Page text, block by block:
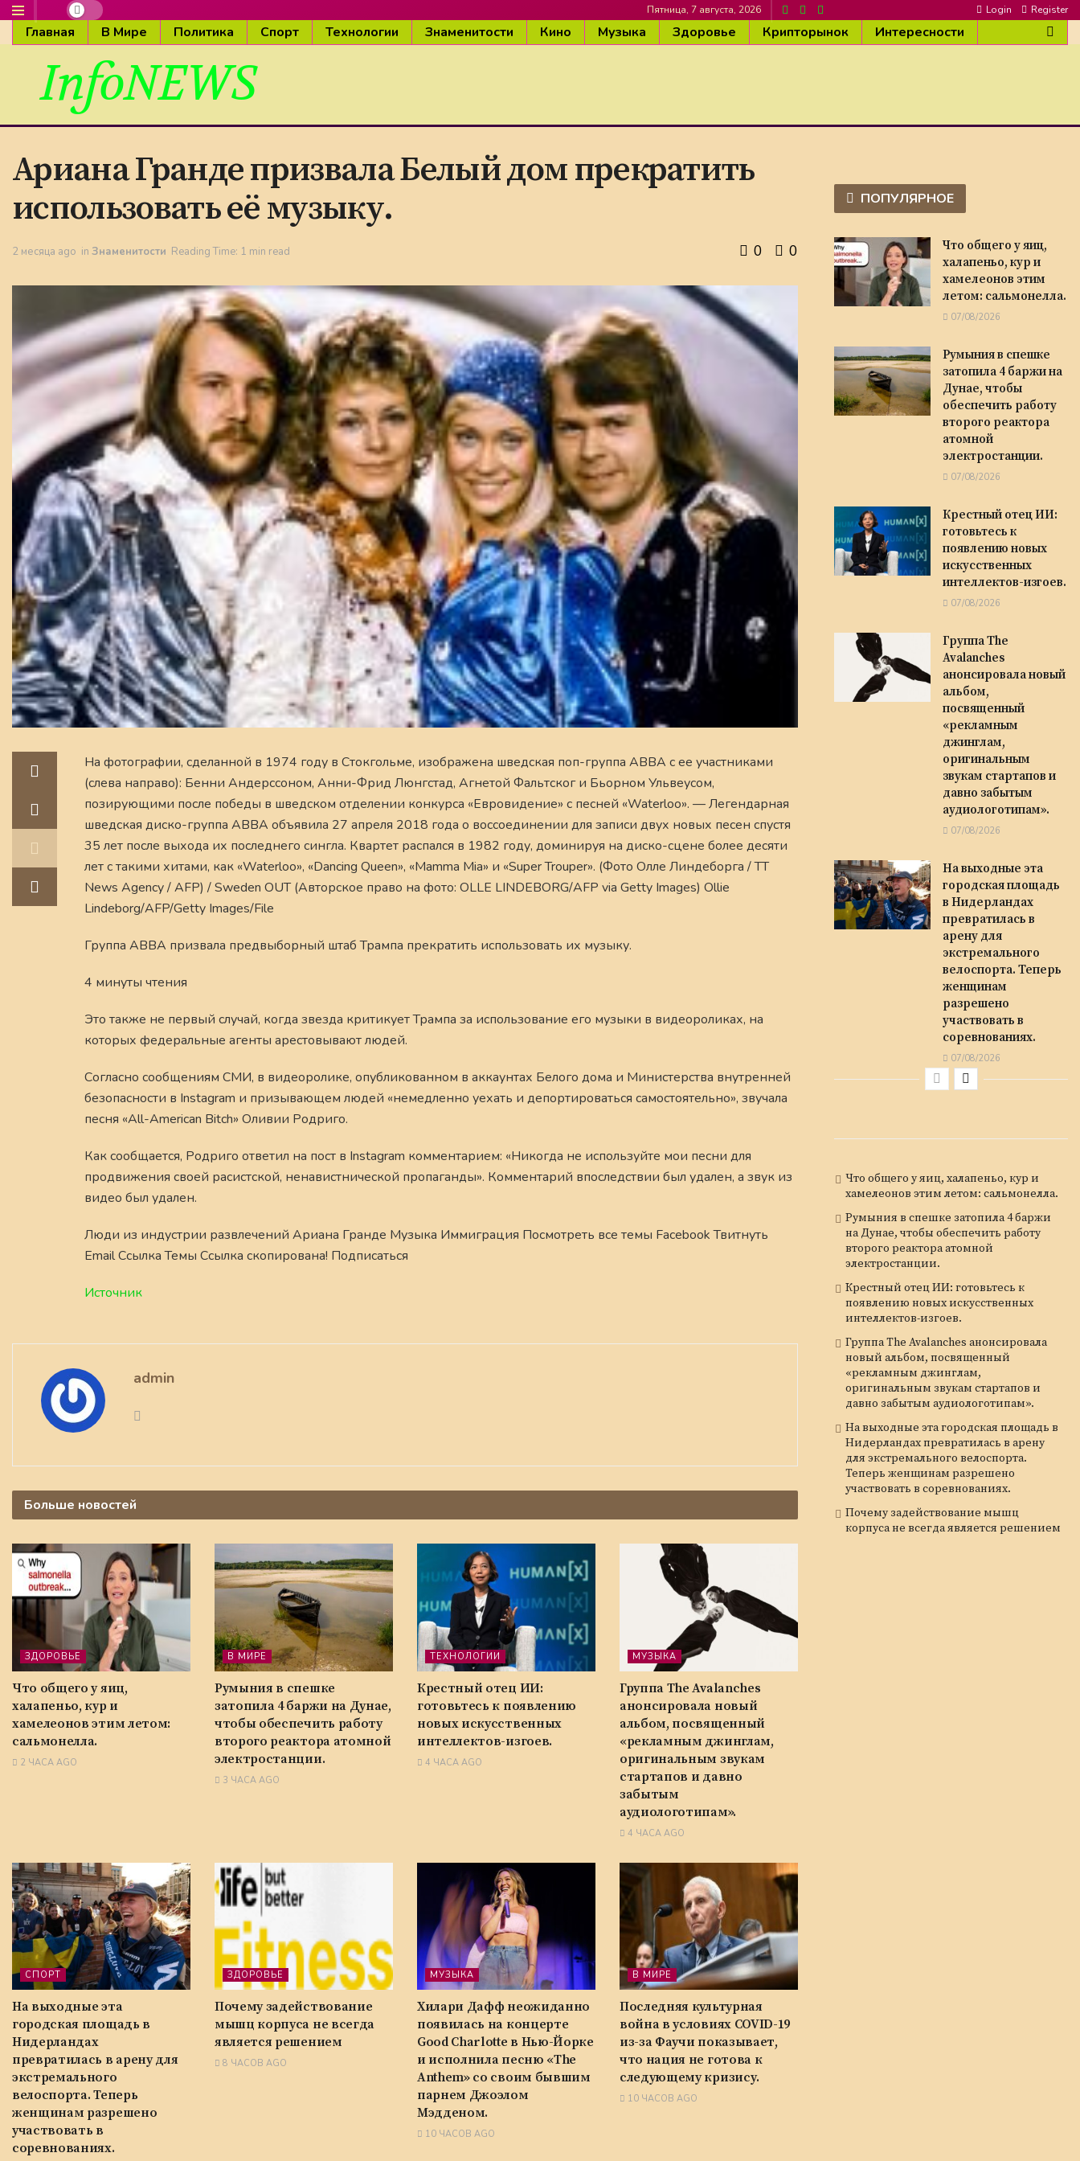
Пятница, 7 августа, 2026 Login Register
Главная В Мире Политика Спорт Технологии Знаменитости Кино Музыка Здоровье Крипторынок Интересности
InfoNEWS
Ариана Гранде призвала Белый дом прекратить
использовать её музыку.
2 месяца ago in Знаменитости Reading Time: 1 min read 0 0
На фотографии, сделанной в 1974 году в Стокгольме, изображена шведская поп-группа ABBA с ее участниками
(слева направо): Бенни Андерссоном, Анни-Фрид Люнгстад, Агнетой Фальтског и Бьорном Ульвеусом,
позирующими после победы в шведском отделении конкурса «Евровидение» с песней «Waterloo». — Легендарная
шведская диско-группа ABBA объявила 27 апреля 2018 года о воссоединении для записи двух новых песен спустя
35 лет после выхода их последнего сингла. Квартет распался в 1982 году, доминируя на диско-сцене более десяти
лет с такими хитами, как «Waterloo», «Dancing Queen», «Mamma Mia» и «Super Trouper». (Фото Олле Линдеборга / TT
News Agency / AFP) / Sweden OUT (Авторское право на фото: OLLE LINDEBORG/AFP via Getty Images) Ollie
Lindeborg/AFP/Getty Images/File
Группа ABBA призвала предвыборный штаб Трампа прекратить использовать их музыку.
4 минуты чтения
Это также не первый случай, когда звезда критикует Трампа за использование его музыки в видеороликах, на
которых федеральные агенты арестовывают людей.
Согласно сообщениям СМИ, в видеоролике, опубликованном в аккаунтах Белого дома и Министерства внутренней
безопасности в Instagram и призывающем людей «немедленно уехать и депортироваться самостоятельно», звучала
песня «All-American Bitch» Оливии Родриго.
Как сообщается, Родриго ответил на пост в Instagram комментарием: «Никогда не используйте мои песни для
продвижения своей расистской, ненавистнической пропаганды». Комментарий впоследствии был удален, а звук из
видео был удален.
Люди из индустрии развлечений Ариана Гранде Музыка Иммиграция Посмотреть все темы Facebook Твитнуть
Email Ссылка Темы Ссылка скопирована! Подписаться
Источник
admin
Больше новостей
ЗДОРОВЬЕ
Что общего у яиц,
халапеньо, кур и
хамелеонов этим летом:
сальмонелла.
2 ЧАСА AGO
В МИРЕ
Румыния в спешке
затопила 4 баржи на Дунае,
чтобы обеспечить работу
второго реактора атомной
электростанции.
3 ЧАСА AGO
ТЕХНОЛОГИИ
Крестный отец ИИ:
готовьтесь к появлению
новых искусственных
интеллектов-изгоев.
4 ЧАСА AGO
МУЗЫКА
Группа The Avalanches
анонсировала новый
альбом, посвященный
«рекламным джинглам,
оригинальным звукам
стартапов и давно
забытым
аудиологотипам».
4 ЧАСА AGO
СПОРТ
На выходные эта
городская площадь в
Нидерландах
превратилась в арену для
экстремального
велоспорта. Теперь
женщинам разрешено
участвовать в
соревнованиях.
ЗДОРОВЬЕ
Почему задействование
мышц корпуса не всегда
является решением
8 ЧАСОВ AGO
МУЗЫКА
Хилари Дафф неожиданно
появилась на концерте
Good Charlotte в Нью-Йорке
и исполнила песню «The
Anthem» со своим бывшим
парнем Джоэлом
Мэдденом.
10 ЧАСОВ AGO
В МИРЕ
Последняя культурная
война в условиях COVID-19
из-за Фаучи показывает,
что нация не готова к
следующему кризису.
10 ЧАСОВ AGO
ПОПУЛЯРНОЕ
Что общего у яиц,
халапеньо, кур и
хамелеонов этим
летом: сальмонелла.
07/08/2026
Румыния в спешке
затопила 4 баржи на
Дунае, чтобы
обеспечить работу
второго реактора
атомной
электростанции.
07/08/2026
Крестный отец ИИ:
готовьтесь к
появлению новых
искусственных
интеллектов-изгоев.
07/08/2026
Группа The
Avalanches
анонсировала новый
альбом,
посвященный
«рекламным
джинглам,
оригинальным
звукам стартапов и
давно забытым
аудиологотипам».
07/08/2026
На выходные эта
городская площадь
в Нидерландах
превратилась в
арену для
экстремального
велоспорта. Теперь
женщинам
разрешено
участвовать в
соревнованиях.
07/08/2026
Что общего у яиц, халапеньо, кур и
хамелеонов этим летом: сальмонелла.
Румыния в спешке затопила 4 баржи
на Дунае, чтобы обеспечить работу
второго реактора атомной
электростанции.
Крестный отец ИИ: готовьтесь к
появлению новых искусственных
интеллектов-изгоев.
Группа The Avalanches анонсировала
новый альбом, посвященный
«рекламным джинглам,
оригинальным звукам стартапов и
давно забытым аудиологотипам».
На выходные эта городская площадь в
Нидерландах превратилась в арену
для экстремального велоспорта.
Теперь женщинам разрешено
участвовать в соревнованиях.
Почему задействование мышц
корпуса не всегда является решением